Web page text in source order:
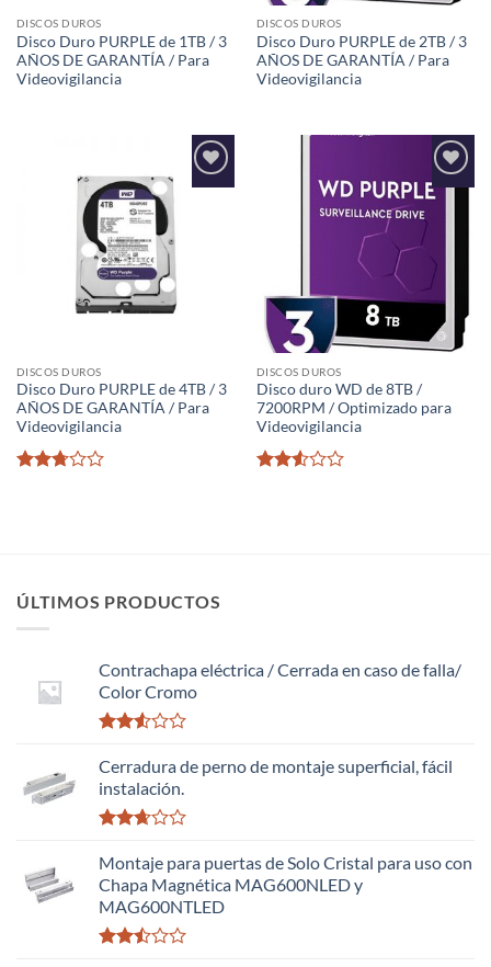
DISCOS DUROS
Disco Duro PURPLE de 1TB / 3
AÑOS DE GARANTÍA / Para
Videovigilancia
DISCOS DUROS
Disco Duro PURPLE de 2TB / 3
AÑOS DE GARANTÍA / Para
Videovigilancia
Añadir
DISCOS DUROS
Disco Duro PURPLE de 4TB / 3
AÑOS DE GARANTÍA / Para
Videovigilancia
Añadir
lista de
DISCOS DUROS
Disco duro WD de 8TB /
7200RPM / Optimizado para
Videovigilancia
ÚLTIMOS PRODUCTOS
Contrachapa eléctrica / Cerrada en caso de falla/
Color Cromo
con
2.51
de 5
Cerradura de perno de montaje superficial, fácil
instalación.
con
2.63
de 5
Montaje para puertas de Solo Cristal para uso con
Chapa Magnética MAG600NLED y
MAG600NTLED